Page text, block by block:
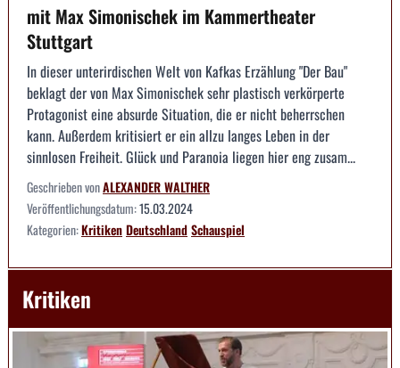
mit Max Simonischek im Kammertheater
Stuttgart
In dieser unterirdischen Welt von Kafkas Erzählung "Der Bau"
beklagt der von Max Simonischek sehr plastisch verkörperte
Protagonist eine absurde Situation, die er nicht beherrschen
kann. Außerdem kritisiert er ein allzu langes Leben in der
sinnlosen Freiheit. Glück und Paranoia liegen hier eng zusam...
Geschrieben vonALEXANDER WALTHER
Veröffentlichungsdatum:15.03.2024
Kategorien:KritikenDeutschlandSchauspiel
Kritiken